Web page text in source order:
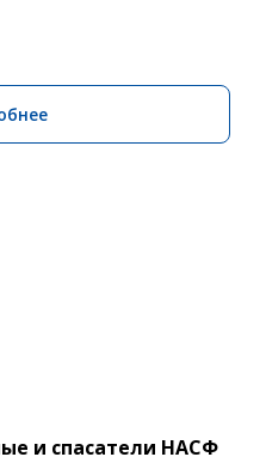
и спасатели НАСФ